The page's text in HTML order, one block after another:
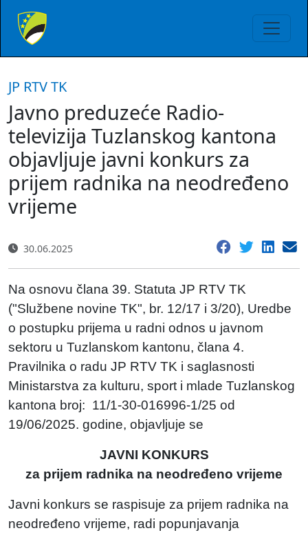
JP RTV TK
Javno preduzeće Radio-
televizija Tuzlanskog kantona
objavljuje javni konkurs za
prijem radnika na neodređeno
vrijeme
30.06.2025
Na osnovu člana 39. Statuta JP RTV TK
("Službene novine TK", br. 12/17 i 3/20), Uredbe
o postupku prijema u radni odnos u javnom
sektoru u Tuzlanskom kantonu, člana 4.
Pravilnika o radu JP RTV TK i saglasnosti
Ministarstva za kulturu, sport i mlade Tuzlanskog
kantona broj: 11/1-30-016996-1/25 od
19/06/2025. godine, objavljuje se
JAVNI KONKURS
za prijem radnika na neodređeno vrijeme
Javni konkurs se raspisuje za prijem radnika na
neodređeno vrijeme, radi popunjavanja